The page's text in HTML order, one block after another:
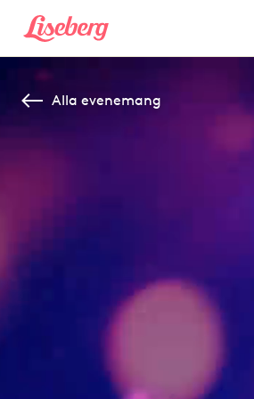
Alla evenemang